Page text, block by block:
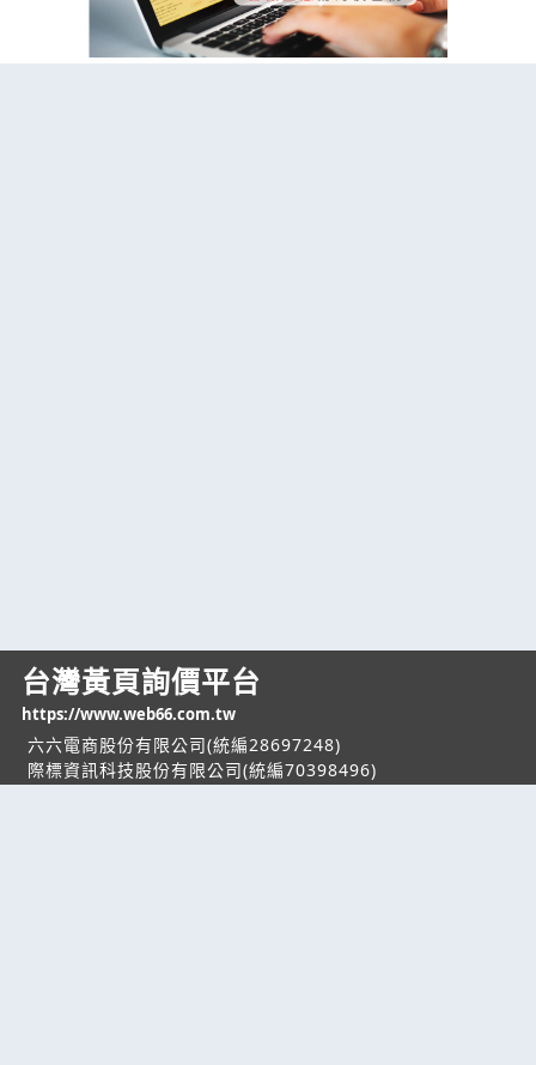
台灣黃頁詢價平台
https://www.web66.com.tw
六六電商股份有限公司(統編28697248)
際標資訊科技股份有限公司(統編70398496)